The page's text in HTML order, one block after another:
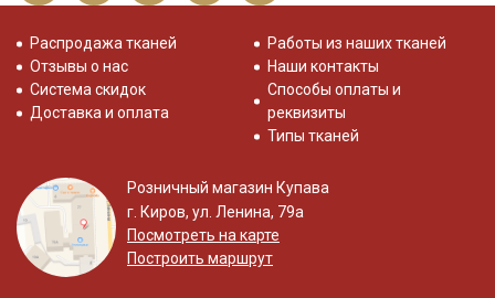
Распродажа тканей
Отзывы о нас
Система скидок
Доставка и оплата
Работы из наших тканей
Наши контакты
Способы оплаты и
реквизиты
Типы тканей
Розничный магазин Купава
г. Киров, ул. Ленина, 79а
Посмотреть на карте
Построить маршрут